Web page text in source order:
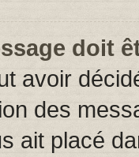
doit
avoir
des
ait placé